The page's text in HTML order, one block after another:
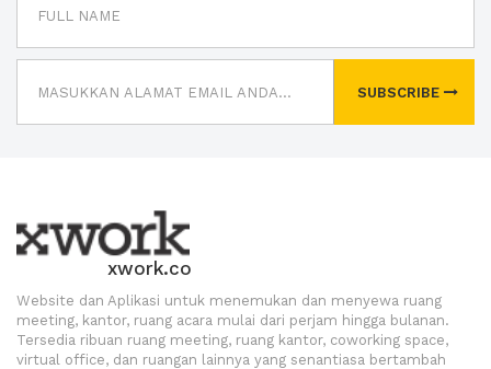
SUBSCRIBE
xwork.co
Website dan Aplikasi untuk menemukan dan menyewa ruang
meeting, kantor, ruang acara mulai dari perjam hingga bulanan.
Tersedia ribuan ruang meeting, ruang kantor, coworking space,
virtual office, dan ruangan lainnya yang senantiasa bertambah